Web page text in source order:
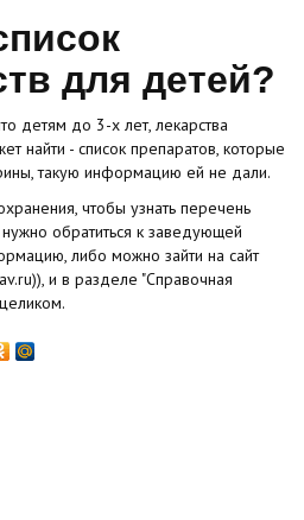
для детей?
детям до 3-х лет, лекарства
найти - список препаратов, которые
такую информацию ей не дали.
чтобы узнать перечень
обратиться к заведующей
либо можно зайти на сайт
и в разделе "Справочная